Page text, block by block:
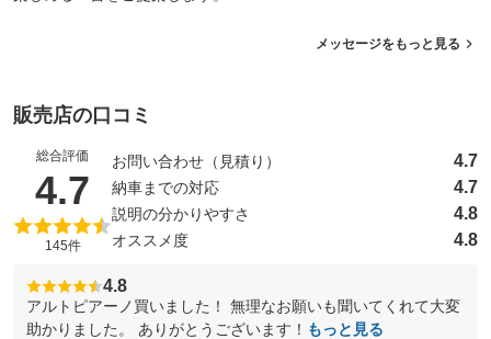
メッセージをもっと見る
販売店の口コミ
総合評価
4.7 （5点満点中）
145件
お問い合わせ（見積り） 4.7
納車までの対応 4.7
説明の分かりやすさ 4.8
オススメ度 4.8
4.8
アルトピアーノ買いました！ 無理なお願いも聞いてくれて大変
助かりました。 ありがとうございます！ もっと見る